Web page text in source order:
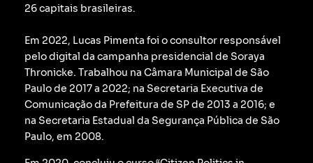
26 capitais brasileiras.
Em 2022, Lucas Pimenta foi o consultor responsável
pelo digital da campanha presidencial de Soraya
Thronicke. Trabalhou na Câmara Municipal de São
Paulo de 2017 a 2022; na Secretaria Executiva de
Comunicação da Prefeitura de SP de 2013 a 2016; e
na Secretaria Estadual da Segurança Pública de São
Paulo, em 2008.